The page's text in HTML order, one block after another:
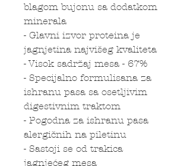
blagom bujonu sa dodatkom
minerala
- Glavni izvor proteina je
jagnjetina najvišeg kvaliteta
- Visok sadržaj mesa - 67%
- Specijalno formulisana za
ishranu pasa sa osetljivim
digestivnim traktom
- Pogodna za ishranu pasa
alergičnih na piletinu
- Sastoji se od trakica
jagnjećeg mesa